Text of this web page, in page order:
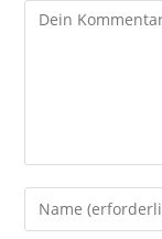
Kommentar
Gib
deinen